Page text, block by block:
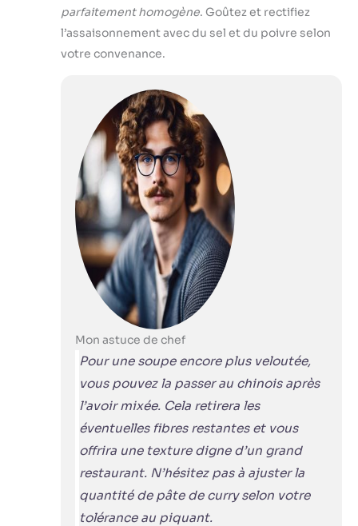
parfaitement homogène. Goûtez et rectifiez
l’assaisonnement avec du sel et du poivre selon
votre convenance.
Mon astuce de chef
Pour une soupe encore plus veloutée,
vous pouvez la passer au chinois après
l’avoir mixée. Cela retirera les
éventuelles fibres restantes et vous
offrira une texture digne d’un grand
restaurant. N’hésitez pas à ajuster la
quantité de pâte de curry selon votre
tolérance au piquant.